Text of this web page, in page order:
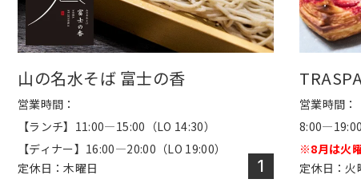
山の名水そば 富士の香
営業時間：
【ランチ】11:00―15:00（LO 14:30）
【ディナー】16:00―20:00（LO 19:00）
定休日：木曜日
1
営業時間：
※8月は火
定休日：火